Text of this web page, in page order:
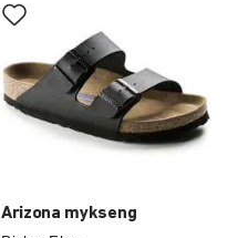
Arizona mykseng
med
swatch-
vil
oppdatere
produktbildet